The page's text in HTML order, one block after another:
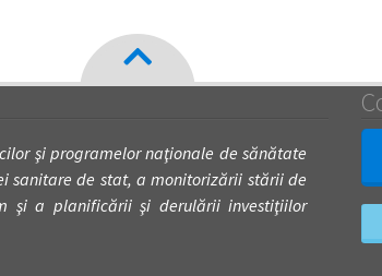
şi programelor naţionale de sănătate
sanitare de stat, a monitorizării stării de
şi a planificării şi derulării investiţiilor